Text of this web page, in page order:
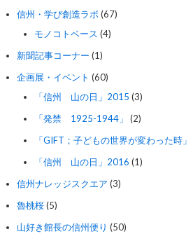
信州・学び創造ラボ(67)
モノコトベース (4)
新聞記事コーナー (1)
企画展・イベント (60)
「信州 山の日」2015 (3)
「発禁 1925-1944」
(2)
「GIFT；子どもの世界が変わった時」
「信州 山の日」2016 (1)
信州ナレッジスクエア (3)
魯桃桜(5)
山好き館長の信州便り (50)